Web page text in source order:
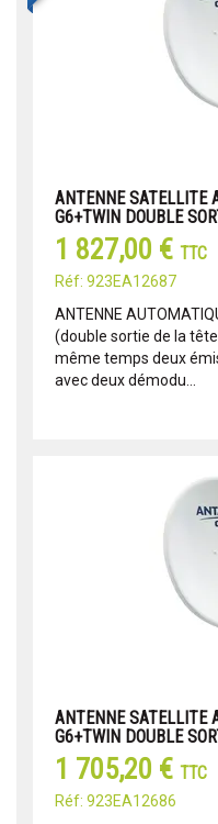
ANTENNE SATELLITE
G6+TWIN DOUBLE
1 827,00 € TTC
Réf: 923EA12687
ANTENNE
(double sortie de la
même temps deux
avec deux démodu...
ANTENNE SATELLITE
G6+TWIN DOUBLE
1 705,20 € TTC
Réf: 923EA12686